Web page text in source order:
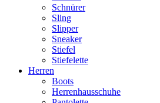
Schnürer
Sling
Slipper
Sneaker
Stiefel
Stiefelette
Herren
Boots
Herrenhausschuhe